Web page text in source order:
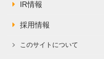
IR情報
採用情報
このサイトについて